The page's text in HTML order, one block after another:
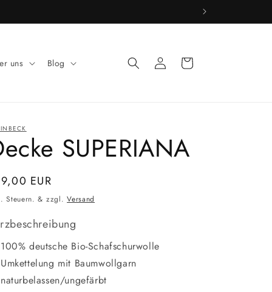
uns Blog EinloggenWarenkorb
SUPERIANA
EUR
Steuern. & zzgl.Versand
100% deutsche Bio-Schafschurwolle
Umkettelung mit Baumwollgarn
naturbelassen/ungefärbt